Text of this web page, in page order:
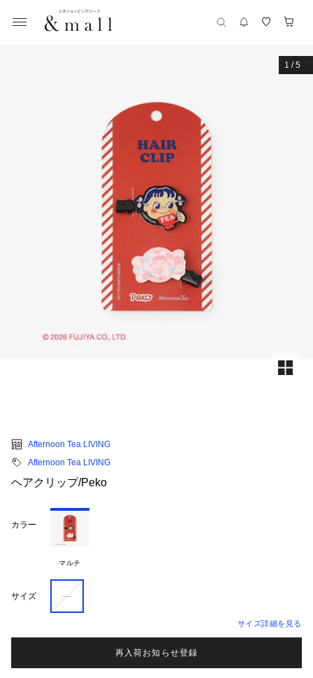
1 /5
Afternoon Tea LIVING
Afternoon Tea LIVING
ヘアクリップ/Peko
カラー
マルチ
サイズ ―
サイズ詳細を見る
再入荷お知らせ登録